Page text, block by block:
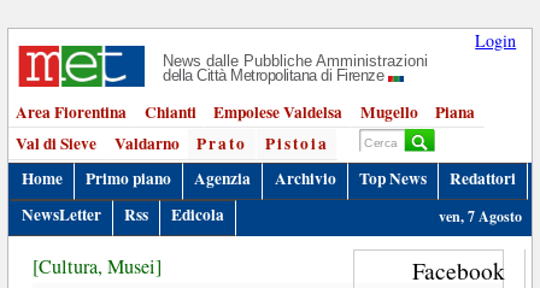
Login
News dalle Pubbliche Amministrazioni
della Città Metropolitana di Firenze
Area Fiorentina Chianti Empolese Valdelsa Mugello
Piana
Val di Sieve
Valdarno Prato
Pistoia
Home
Primo piano Agenzia Archivio Top News
Redattori
NewsLetter
Rss Edicola ven, 7 Agosto
Facebook
[Cultura, Musei]